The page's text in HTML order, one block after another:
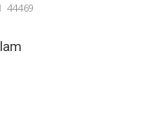
44469